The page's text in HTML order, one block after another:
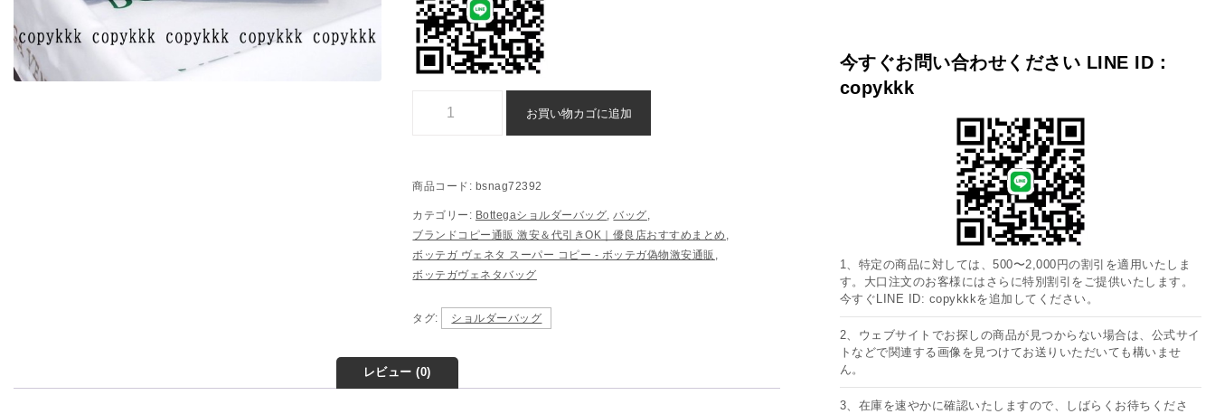
お買い物カゴに追加
商品コード: bsnag72392
カテゴリー: Bottegaショルダーバッグ バッグ
ブランドコピー通販 激安＆代引きOK｜優良店おすすめまとめ
ボッテガ ヴェネタ スーパー コピー - ボッテガ偽物激安通販
ボッテガヴェネタバッグ
タグ: ショルダーバッグ
レビュー (0)
今すぐお問い合わせください LINE ID：
copykkk
1、特定の商品に対しては、500〜2,000円の割引を適用いたしま
す。大口注文のお客様にはさらに特別割引をご提供いたします。
今すぐLINE ID: copykkkを追加してください。
2、ウェブサイトでお探しの商品が見つからない場合は、公式サイ
トなどで関連する画像を見つけてお送りいただいても構いませ
ん。
3、在庫を速やかに確認いたしますので、しばらくお待ちくださ